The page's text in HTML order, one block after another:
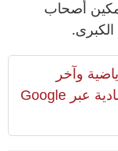
أصحاب
الكبرى.
وآخر
المستجدات السياسية والإقتصادية عبر Google